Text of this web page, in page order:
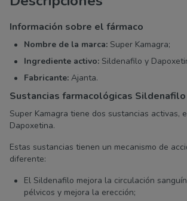
Información sobre el fármaco
Nombre de la marca: Super Kamagra;
Ingrediente activo: Sildenafilo y
Fabricante: Ajanta.
Sustancias farmacológicas
Super Kamagra tiene dos sustancias activas,
Dapoxetina.
Estas sustancias tienen un mecanismo de
diferente:
El Sildenafilo mejora la circulación
pélvicos y mejora la erección;